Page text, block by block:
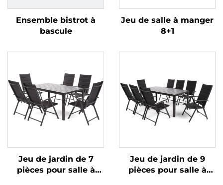
Ensemble bistrot à
bascule
Jeu de salle à manger
8+1
Jeu de jardin de 7
pièces pour salle à
Jeu de jardin de 9
pièces pour salle à